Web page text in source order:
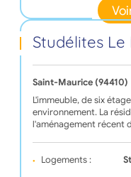
Studélites Le
Saint-Maurice (94410)
L'immeuble, de six
environnement. La
l'aménagement récent
Logements :